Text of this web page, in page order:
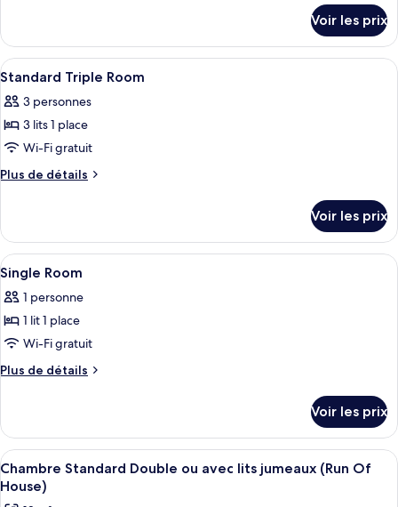
chambre :
Quadruple
Room
le
type
de
Quadruple
Room
Voir les prix
Afficher
toutes
les
photos
pour
ce
chambre :
Standard
Triple
Room
Coffres-forts dans les chambres,
4
Standard Triple Room
3 personnes
3 lits 1 place
Wi-Fi gratuit
Plus de détails
Plus
le
type
de
chambre
Standard
Triple
Voir les prix
Afficher
toutes
les
photos
pour
ce
chambre :
Single
Room
Coffres-forts dans les chambres,
1
Single Room
1 personne
1 lit 1 place
Wi-Fi gratuit
Plus de détails
Plus
le
type
de
chambre
Voir les prix
Afficher
toutes
les
Une chambre d’hôtel avec deux
3
Chambre Standard Double ou avec lits jumeaux (Run Of
House)